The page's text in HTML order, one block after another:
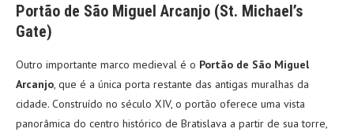
Portão de São Miguel Arcanjo (St. Michael’s
Gate)
Outro importante marco medieval é o Portão de São Miguel
Arcanjo, que é a única porta restante das antigas muralhas da
cidade. Construído no século XIV, o portão oferece uma vista
panorâmica do centro histórico de Bratislava a partir de sua torre,